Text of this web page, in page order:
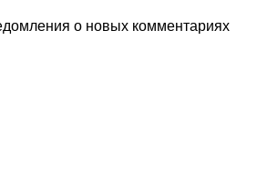
о новых комментариях